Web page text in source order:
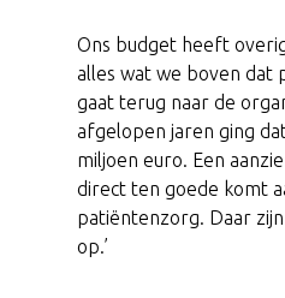
Ons budget heeft
alles wat we boven dat
gaat terug naar de
afgelopen jaren ging
miljoen euro. Een
direct ten goede komt
patiëntenzorg. Daar
op.’